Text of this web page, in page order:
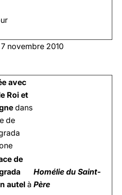
novembre 2010
avec
Roi et
dans
de
de
autel à
Homélie du Saint-
Père